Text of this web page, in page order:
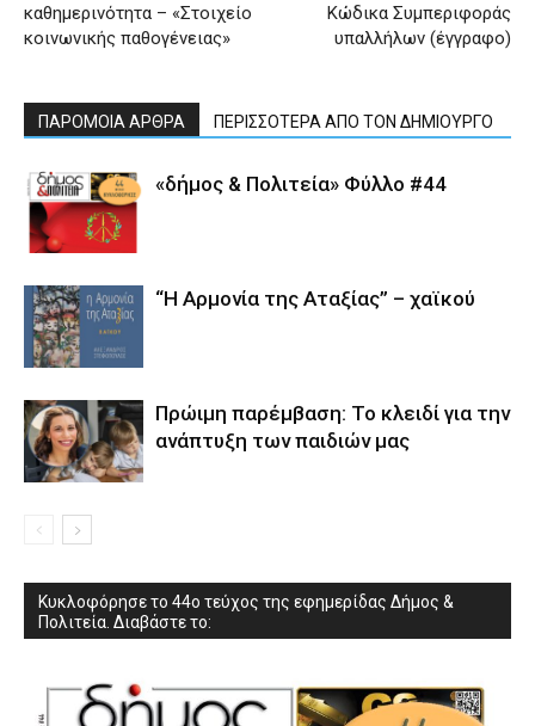
καθημερινότητα – «Στοιχείο
κοινωνικής παθογένειας»
Κώδικα Συμπεριφοράς
υπαλλήλων (έγγραφο)
ΠΑΡΟΜΟΙΑ ΑΡΘΡΑ ΠΕΡΙΣΣΟΤΕΡΑ ΑΠΟ ΤΟΝ ΔΗΜΙΟΥΡΓΟ
«δήμος & Πολιτεία» Φύλλο #44
“Η Αρμονία της Αταξίας” – χαϊκού
Πρώιμη παρέμβαση: Το κλειδί για την
ανάπτυξη των παιδιών µας
Κυκλοφόρησε το 44ο τεύχος της εφημερίδας Δήμος &
Πολιτεία. Διαβάστε το: